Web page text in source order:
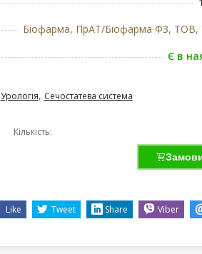
Біофарма, ПрАТ/Біофарма ФЗ, ТОВ,
Є в
Урологія, Сечостатева система
Кількість:
Like Tweet Share Viber